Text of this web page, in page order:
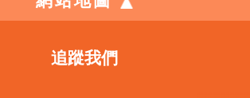
追蹤我們